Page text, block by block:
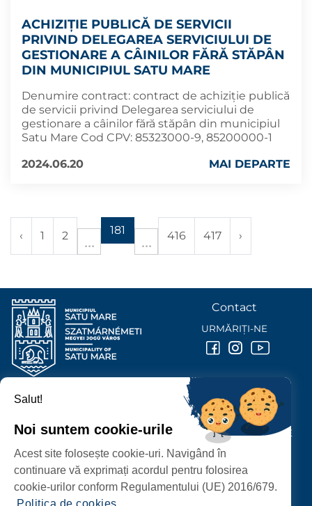
ACHIZIŢIE PUBLICĂ DE SERVICII
PRIVIND DELEGAREA SERVICIULUI DE
GESTIONARE A CÂINILOR FĂRĂ STĂPÂN
DIN MUNICIPIUL SATU MARE
Denumire contract: contract de achiziţie publică
de servicii privind Delegarea serviciului de
gestionare a câinilor fără stăpân din municipiul
Satu Mare Cod CPV: 85323000-9, 85200000-1
2024.06.20
MAI DEPARTE
‹ 1 2 181 416 417 ›
PROTECȚIA DATELOR PERSONALE
PRIMĂRIA MUNICIPIULUI
P-ȚA 25 OCTOMBRIE, NR. 1 CORP M, 440026 SATU MARE
Contact
URMĂRIȚI-NE
Salut!
Noi suntem cookie-urile
Acest site folosește cookie-uri. Navigând în
continuare vă exprimați acordul pentru folosirea
cookie-urilor conform Regulamentului (UE) 2016/679.
Politica de cookies